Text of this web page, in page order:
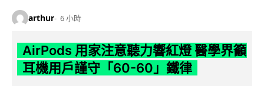
arthur 6 小時
AirPods 用家注意聽力響紅燈 醫學界籲
耳機用戶謹守「60-60」鐵律